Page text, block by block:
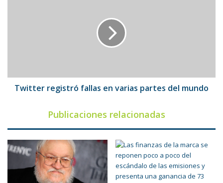
Twitter registró fallas en varias partes del mundo
Publicaciones relacionadas